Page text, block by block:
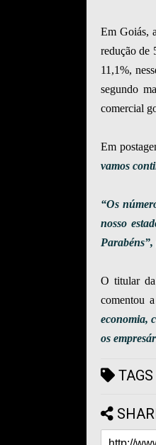
Em Goiás,
redução de
11,1%,
segundo
comercial
Em
vamos
“Os
nosso
Parabéns”,
O titular
comentou
economia,
os
TAGS